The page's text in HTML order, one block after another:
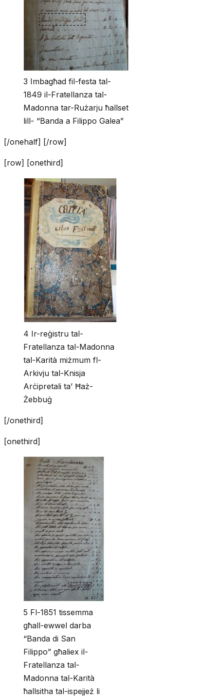
3 Imbagħad fil-festa tal-
1849 il-Fratellanza tal-
Madonna tar-Rużarju ħallset
lill- “Banda a Filippo Galea”
[/onehalf] [/row]
[row] [onethird]
4 Ir-reġistru tal-
Fratellanza tal-Madonna
tal-Karità miżmum fl-
Arkivju tal-Knisja
Arċipretali ta’ Ħaż-
Żebbuġ
[/onethird]
[onethird]
5 Fl-1851 tissemma
għall-ewwel darba
“Banda di San
Filippo” għaliex il-
Fratellanza tal-
Madonna tal-Karità
ħallsitha tal-ispejjeż li